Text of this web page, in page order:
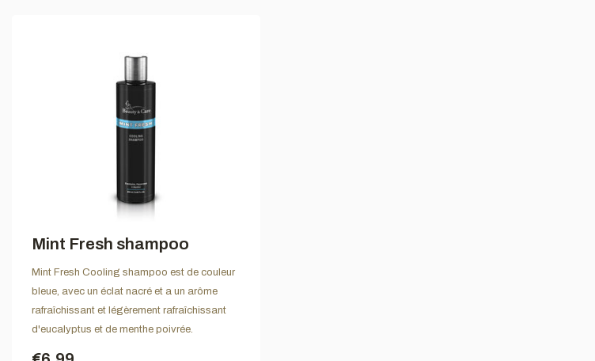
Mint Fresh shampoo
Mint Fresh Cooling shampoo est de couleur
bleue, avec un éclat nacré et a un arôme
rafraîchissant et légèrement rafraîchissant
d'eucalyptus et de menthe poivrée.